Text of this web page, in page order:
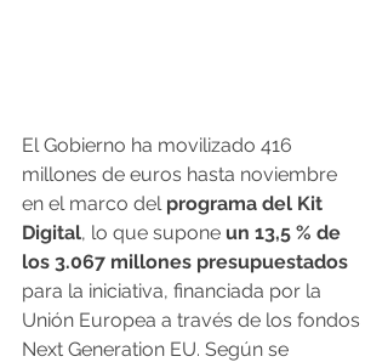
El Gobierno ha movilizado 416
millones de euros hasta noviembre
en el marco del programa del Kit
Digital, lo que supone un 13,5 % de
los 3.067 millones presupuestados
para la iniciativa, financiada por la
Unión Europea a través de los fondos
Next Generation EU. Según se